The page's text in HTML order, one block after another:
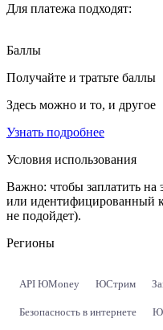
Для платежа подходят:
Баллы
Получайте и тратьте баллы
Здесь можно и то, и другое
Узнать подробнее
Условия использования
Важно: чтобы заплатить
или идентифицированный
не подойдет).
Регионы
API ЮMoney ЮСтрим
Безопасность в интернете